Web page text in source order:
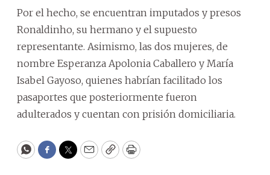
Por el hecho, se encuentran imputados y presos
Ronaldinho, su hermano y el supuesto
representante. Asimismo, las dos mujeres, de
nombre Esperanza Apolonia Caballero y María
Isabel Gayoso, quienes habrían facilitado los
pasaportes que posteriormente fueron
adulterados y cuentan con prisión domiciliaria.
WhatsApp
Facebook
Twitter
EmailCopyPrint